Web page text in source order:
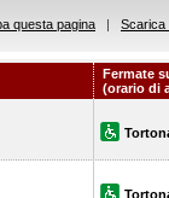
questa pagina | Scarica
Fermate
(orario di